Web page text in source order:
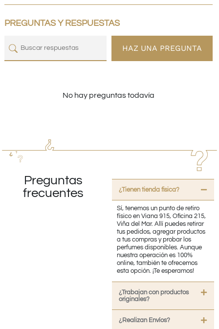
PREGUNTAS Y RESPUESTAS
HAZ UNA PREGUNTA
No hay preguntas todavía
Preguntas
frecuentes
¿Tienen tienda fisica?
Sí, tenemos un punto de retiro
físico en Viana 915, Oficina 215,
Viña del Mar. Allí puedes retirar
tus pedidos, agregar productos
a tus compras y probar los
perfumes disponibles. Aunque
nuestra operación es 100%
online, también te ofrecemos
esta opción. ¡Te esperamos!
¿Trabajan con productos
originales?
¿Realizan Envíos?